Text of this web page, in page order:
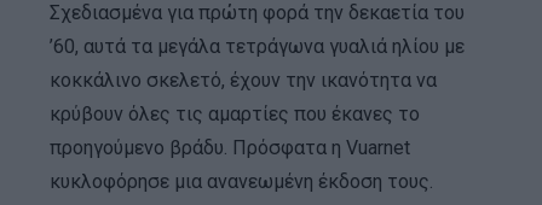
Σχεδιασμένα για πρώτη φορά την δεκαετία του
’60, αυτά τα μεγάλα τετράγωνα γυαλιά ηλίου με
κοκκάλινο σκελετό, έχουν την ικανότητα να
κρύβουν όλες τις αμαρτίες που έκανες το
προηγούμενο βράδυ. Πρόσφατα η Vuarnet
κυκλοφόρησε μια ανανεωμένη έκδοση τους.